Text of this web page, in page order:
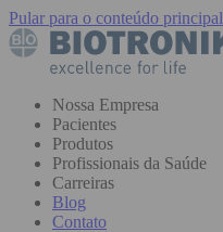
Pular para o conteúdo principal
Nossa Empresa
Pacientes
Produtos
Profissionais da Saúde
Carreiras
Blog
Contato